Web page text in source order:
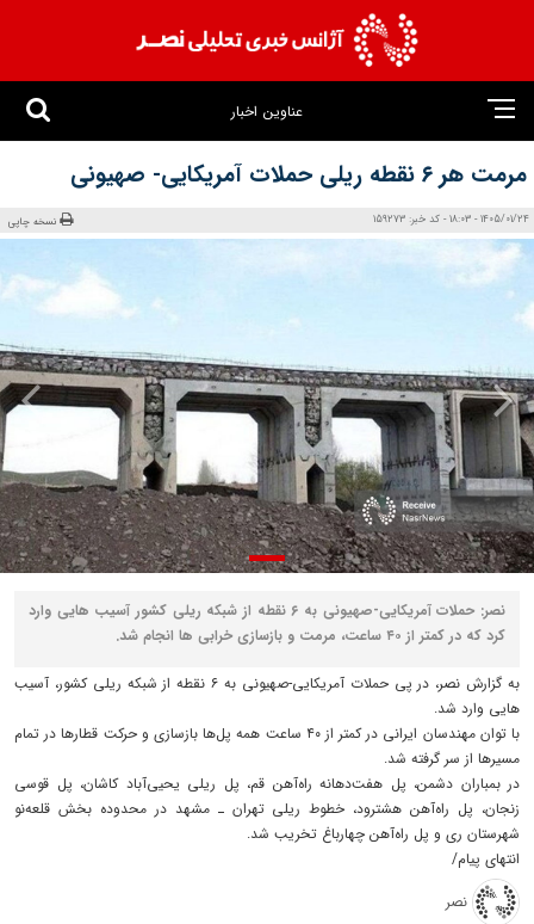
عناوین اخبار
مرمت هر ۶ نقطه ریلی ‌حملات آمریکایی- صهیونی
1405/01/24 - 18:03 - کد خبر: 159273 نسخه چاپی
نصر: حملات آمریکایی-صهیونی به ۶ نقطه از شبکه ریلی کشور آسیب هایی وارد
کرد که در کمتر از ۴۰ ساعت، مرمت و بازسازی خرابی ها انجام شد.
به گزارش نصر، در پی حملات آمریکایی-صهیونی به ۶ نقطه از شبکه ریلی کشور، آسیب
هایی وارد شد.
با توان مهندسان ایرانی در کمتر از ۴۰ ساعت همه پل‌ها بازسازی و حرکت قطارها در تمام
مسیرها از سر گرفته شد.
در بمباران دشمن، پل هفت‌دهانه راه‌آهن قم، پل ریلی یحیی‌آباد کاشان‌، پل قوسی
زنجان، پل راه‌آهن هشترود، خطوط ریلی تهران ـ مشهد در محدوده بخش قلعه‌نو
شهرستان ری و پل راه‌آهن چهارباغ تخریب شد.
انتهای پیام/
نصر